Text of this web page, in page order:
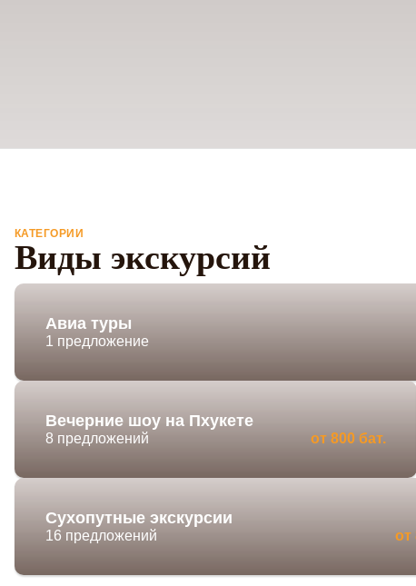
КАТЕГОРИИ
Виды экскурсий
Авиа туры
1 предложение
Вечерние шоу на Пхукете
8 предложений от 800 бат.
Сухопутные экскурсии
16 предложений от